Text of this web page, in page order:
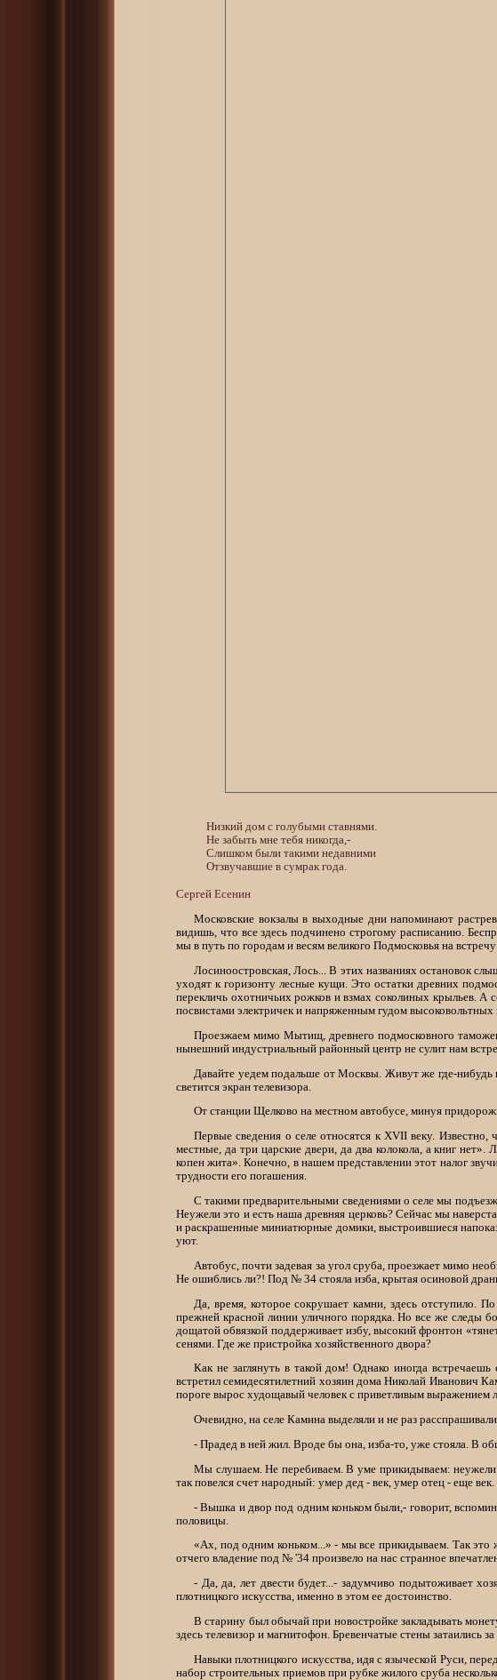
Сергей Есенин
Московские вокзалы в выходные дни напоминают
видишь, что все здесь подчинено строгому расписанию.
мы в путь по городам и весям великого Подмосковья на
Лосиноостровская, Лось... В этих названиях остановок
уходят к горизонту лесные кущи. Это остатки древних
перекличь охотничьих рожков и взмах соколиных крыльев. А
посвистами электричек и напряженным гудом высоковольтных
Проезжаем мимо Мытищ, древнего подмосковного
нынешний индустриальный районный центр не сулит нам
Давайте уедем подальше от Москвы. Живут же где-нибудь
светится экран телевизора.
От станции Щелково на местном автобусе, минуя
Первые сведения о селе относятся к XVII веку.
местные, да три царские двери, да два колокола, а книг
копен жита». Конечно, в нашем представлении этот налог
трудности его погашения.
С такими предварительными сведениями о селе мы
Неужели это и есть наша древняя церковь? Сейчас мы
и раскрашенные миниатюрные домики, выстроившиеся
уют.
Автобус, почти задевая за угол сруба, проезжает мимо
Не ошиблись ли?! Под № 34 стояла изба, крытая осиновой
Да, время, которое сокрушает камни, здесь отступило.
прежней красной линии уличного порядка. Но все же следы
дощатой обвязкой поддерживает избу, высокий фронтон
сенями. Где же пристройка хозяйственного двора?
Как не заглянуть в такой дом! Однако иногда
встретил семидесятилетний хозяин дома Николай Иванович
пороге вырос худощавый человек с приветливым выражением
Очевидно, на селе Камина выделяли и не раз
- Прадед в ней жил. Вроде бы она, изба-то, уже стояла. В
Мы слушаем. Не перебиваем. В уме прикидываем: неужели
так повелся счет народный: умер дед - век, умер отец - еще век.
- Вышка и двор под одним коньком были,- говорит,
половицы.
«Ах, под одним коньком...» - мы все прикидываем. Так это
отчего владение под № '34 произвело на нас странное
- Да, да, лет двести будет...- задумчиво подытоживает
плотницкого искусства, именно в этом ее достоинство.
В старину был обычай при новостройке закладывать
здесь телевизор и магнитофон. Бревенчатые стены
Навыки плотницкого искусства, идя с языческой Руси,
набор строительных приемов при рубке жилого сруба